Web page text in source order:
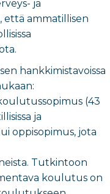
ja
että ammatillisen
hankkimistavoissa
(43
ja
oppisopimus, jota
Tutkintoon
koulutus on